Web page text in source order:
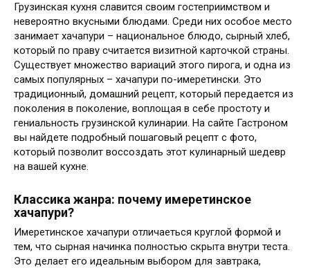
Грузинская кухня славится своим гостеприимством и
невероятно вкусными блюдами. Среди них особое место
занимает хачапури – национальное блюдо, сырный хлеб,
который по праву считается визитной карточкой страны.
Существует множество вариаций этого пирога, и одна из
самых популярных – хачапури по-имеретински. Это
традиционный, домашний рецепт, который передается из
поколения в поколение, воплощая в себе простоту и
гениальность грузинской кулинарии. На сайте Гастроном
вы найдете подробный пошаговый рецепт с фото,
который позволит воссоздать этот кулинарный шедевр
на вашей кухне.
Классика жанра: почему имеретинское
хачапури?
Имеретинское хачапури отличаеться круглой формой и
тем, что сырная начинка полностью скрыта внутри теста.
Это делает его идеальным выбором для завтрака,